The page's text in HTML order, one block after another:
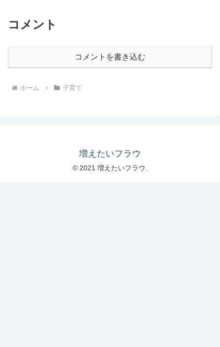
コメント
コメントを書き込む
ホーム 子育て
増えたいフラウ
© 2021 増えたいフラウ.